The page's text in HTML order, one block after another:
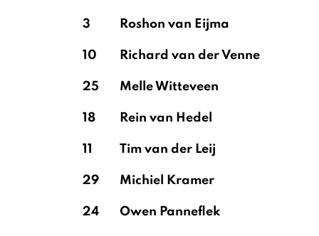
3 Roshon van Eijma
10 Richard van der Venne
25 Melle Witteveen
18 Rein van Hedel
11 Tim van der Leij
29 Michiel Kramer
24 Owen Panneflek